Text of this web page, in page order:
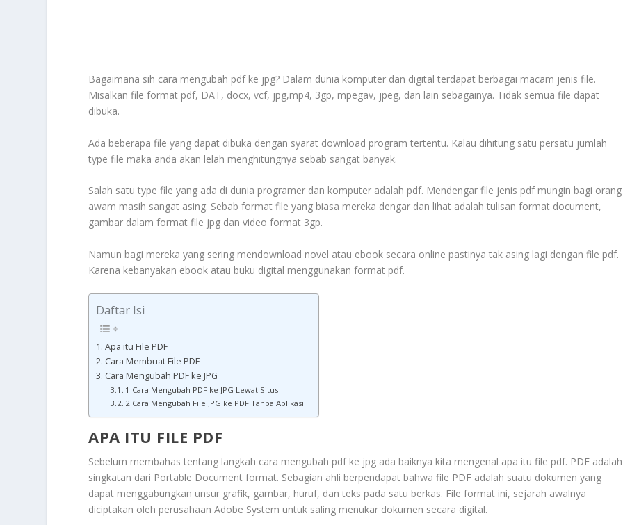
Bagaimana sih cara mengubah pdf ke jpg? Dalam dunia komputer dan digital terdapat berbagai macam jenis file.
Misalkan file format pdf, DAT, docx, vcf, jpg,mp4, 3gp, mpegav, jpeg, dan lain sebagainya. Tidak semua file dapat
dibuka.
Ada beberapa file yang dapat dibuka dengan syarat download program tertentu. Kalau dihitung satu persatu jumlah
type file maka anda akan lelah menghitungnya sebab sangat banyak.
Salah satu type file yang ada di dunia programer dan komputer adalah pdf. Mendengar file jenis pdf mungin bagi orang
awam masih sangat asing. Sebab format file yang biasa mereka dengar dan lihat adalah tulisan format document,
gambar dalam format file jpg dan video format 3gp.
Namun bagi mereka yang sering mendownload novel atau ebook secara online pastinya tak asing lagi dengan file pdf.
Karena kebanyakan ebook atau buku digital menggunakan format pdf.
Daftar Isi
Apa itu File PDF
Cara Membuat File PDF
Cara Mengubah PDF ke JPG
1.Cara Mengubah PDF ke JPG Lewat Situs
2.Cara Mengubah File JPG ke PDF Tanpa Aplikasi
APA ITU FILE PDF
Sebelum membahas tentang langkah cara mengubah pdf ke jpg ada baiknya kita mengenal apa itu file pdf. PDF adalah
singkatan dari Portable Document format. Sebagian ahli berpendapat bahwa file PDF adalah suatu dokumen yang
dapat menggabungkan unsur grafik, gambar, huruf, dan teks pada satu berkas. File format ini, sejarah awalnya
diciptakan oleh perusahaan Adobe System untuk saling menukar dokumen secara digital.